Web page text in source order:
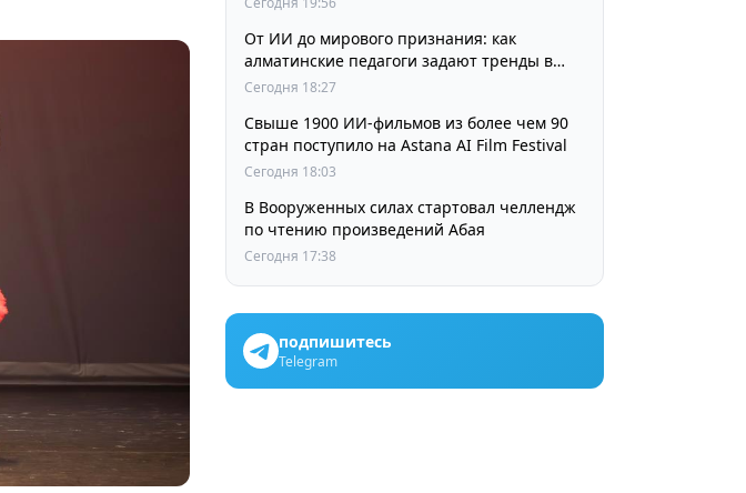
От ИИ до мирового признания: как
алматинские педагоги задают тренды в
изучении языков
Сегодня 18:27
Свыше 1900 ИИ-фильмов из более чем 90
стран поступило на Astana AI Film Festival
Сегодня 18:03
В Вооруженных силах стартовал челлендж
по чтению произведений Абая
Сегодня 17:38
подпишитесь
Telegram